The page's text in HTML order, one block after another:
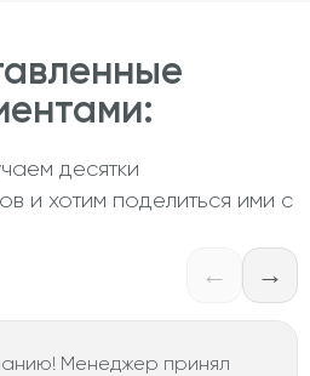
десятки
и хотим поделиться ими с
← →
Менеджер принял